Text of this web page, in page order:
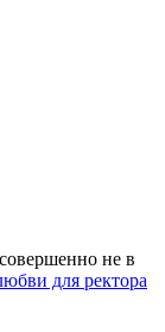
не в
для ректора